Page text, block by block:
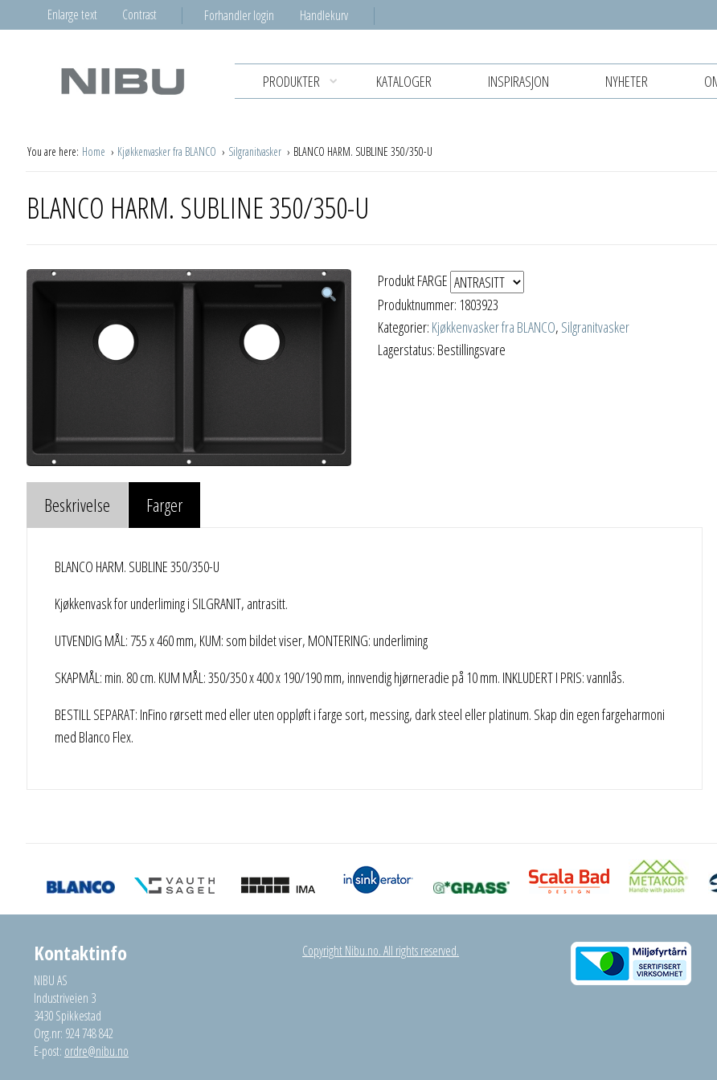
Enlarge text Contrast Forhandler login Handlekurv
PRODUKTER KATALOGER INSPIRASJON NYHETER
You are here: Home Kjøkkenvasker fra BLANCO Silgranitvasker BLANCO HARM. SUBLINE 350/350-U
BLANCO HARM. SUBLINE 350/350-U
Produkt FARGE
Produktnummer: 1803923
Kategorier: Kjøkkenvasker fra BLANCO, Silgranitvasker
Lagerstatus: Bestillingsvare
Beskrivelse Farger
BLANCO HARM. SUBLINE 350/350-U
Kjøkkenvask for underliming i SILGRANIT, antrasitt.
UTVENDIG MÅL: 755 x 460 mm, KUM: som bildet viser, MONTERING: underliming
SKAPMÅL: min. 80 cm. KUM MÅL: 350/350 x 400 x 190/190 mm, innvendig hjørneradie på 10 mm. INKLUDERT I PRIS: vannlås.
BESTILL SEPARAT: InFino rørsett med eller uten oppløft i farge sort, messing, dark steel eller platinum. Skap din egen fargeharmoni
med Blanco Flex.
Kontaktinfo
NIBU AS
Industriveien 3
3430 Spikkestad
Org.nr: 924 748 842
E-post: ordre@nibu.no
Copyright Nibu.no. All rights reserved.